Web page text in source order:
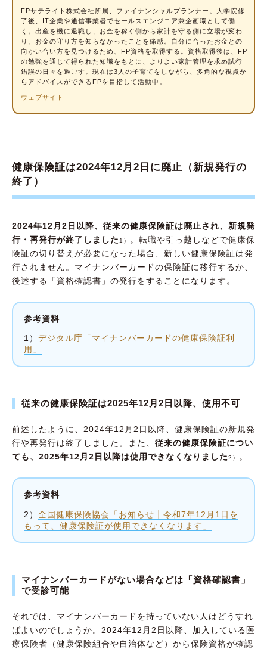
険証も変更手続きが必要？
マイナンバーカードと保険証の紐付けをして
いない場合
マイナンバーカードと保険証を紐付ける方法
デメリット
マイナンバーカードの保険証を利用するデメ
リット
いずれはマイナンバーカードの保険証が必要に
FPサテライト株式会社所属、ファイナンシャルプランナー 。大学院修
了後、IT企業や通信事業者でセールスエンジニア兼企画職として働
く。出産を機に退職し、お金を稼ぐ側から家計を守る側に立場が変わ
り、お金の守り方を知らなかったことを痛感。自分に合ったお金との
向かい合い方を見つけるため、FP資格を取得する。資格取得後は、FP
の勉強を通じて得られた知識をもとに、よりよい家計管理を求め試行
錯誤の日々を過ごす。現在は3人の子育てをしながら、多角的な視点か
らアドバイスができるFPを目指して活動中。
ウェブサイト
健康保険証は2024年12月2日に廃止（新規発行の
終了）
2024年12月2日以降、従来の健康保険証は廃止され、新規発
行・再発行が終了しました 1）
。転職や引っ越しなどで健康保
険証の切り替えが必要になった場合、新しい健康保険証は発
行されません。マイナンバーカードの保険証に移行するか、
後述する「資格確認書」の発行をすることになります。
参考資料
1） デジタル庁「マイナンバーカードの健康保険証利
用」
従来の健康保険証は2025年12月2日以降、使用不可
前述したように、2024年12月2日以降、健康保険証の新規発
行や再発行は終了しました。また、 従来の健康保険証につい
ても、2025年12月2日以降は使用できなくなりました2） 。
参考資料
2） 全国健康保険協会「お知らせ┃令和7年12月1日を
もって、健康保険証が使用できなくなります」
マイナンバーカードがない場合などは「資格確認書」
で受診可能
それでは、マイナンバーカードを持っていない人はどうすれ
ばよいのでしょうか。2024年12月2日以降、加入している医
療保険者（健康保険組合や自治体など）から保険資格が確認